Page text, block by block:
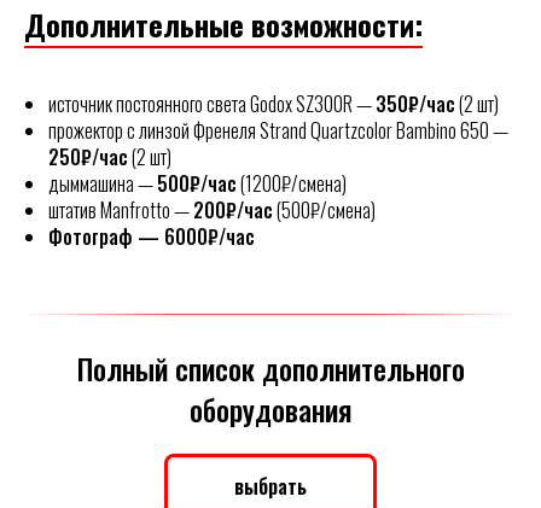
Дополнительные возможности:
источник постоянного света Godox SZ300R —350₽/час(2 шт)
прожектор с линзой Френеля Strand Quartzcolor Bambino 650 —
250₽/час(2 шт)
дыммашина —500₽/час(1200₽/смена)
штатив Manfrotto —200₽/час(500₽/смена)
Фотограф — 6000₽/час
Полный список дополнительного
оборудования
выбрать